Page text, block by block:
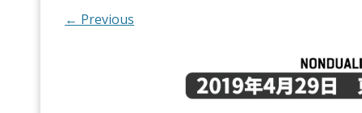
← Previous